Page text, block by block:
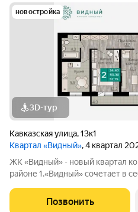
новостройка
3D-тур
Кавказская улица,13к1
Квартал «Видный», 4 квартал
ЖК «Видный» - новый квартал
районе 1.«Видный» сочетает в
дома. 2.В шаговой доступности
сады, медицинские
Позвонить